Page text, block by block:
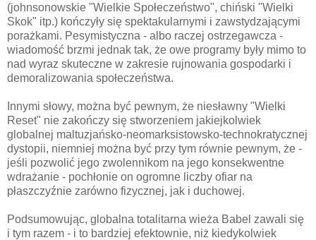
(johnsonowskie "Wielkie Społeczeństwo", chiński "Wielki
Skok" itp.) kończyły się spektakularnymi i zawstydzającymi
porażkami. Pesymistyczna - albo raczej ostrzegawcza -
wiadomość brzmi jednak tak, że owe programy były mimo to
nad wyraz skuteczne w zakresie rujnowania gospodarki i
demoralizowania społeczeństwa.
Innymi słowy, można być pewnym, że niesławny "Wielki
Reset" nie zakończy się stworzeniem jakiejkolwiek
globalnej maltuzjańsko-neomarksistowsko-technokratycznej
dystopii, niemniej można być przy tym równie pewnym, że -
jeśli pozwolić jego zwolennikom na jego konsekwentne
wdrażanie - pochłonie on ogromne liczby ofiar na
płaszczyźnie zarówno fizycznej, jak i duchowej.
Podsumowując, globalna totalitarna wieża Babel zawali się
i tym razem - i to bardziej efektownie, niż kiedykolwiek